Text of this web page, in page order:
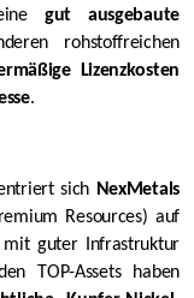
gut ausgebaute
rohstoffreichen
Lizenzkosten
.
sich NexMetals
Resources) auf
mit guter Infrastruktur
TOP-Assets haben